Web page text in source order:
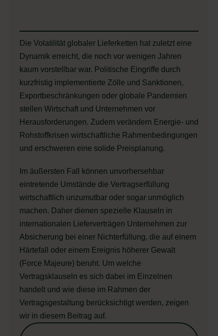
Die Volatilität globaler Lieferketten hat zuletzt eine
Dynamik erreicht, die noch vor wenigen Jahren
kaum vorstellbar war. Politische Eingriffe durch
kurzfristig implementierte Zölle und Sanktionen,
Exportbeschränkungen oder globale Pandemien
stellen Wirtschaft und Unternehmen vor
Herausforderungen. Zudem verändern Energie- und
Rohstoffkrisen wirtschaftliche Rahmenbedingungen
und erschweren eine solide Preisplanung.
Im äußersten Fall können unvorhersehbar
eintretende Umstände die Vertragserfüllung
wirtschaftlich unzumutbar oder sogar unmöglich
machen. Daher dienen spezielle Klauseln in
internationalen Lieferverträgen Unternehmen zur
Absicherung bei einer Nichterfüllung, die auf einem
Härtefall oder einem Ereignis höherer Gewalt
(Force Majeure) beruht. Um welche
Vertragsklauseln es sich dabei im Einzelnen
handelt und wie diese im Rahmen der
Vertragsgestaltung berücksichtigt werden, zeigen
wir in diesem Beitrag auf.